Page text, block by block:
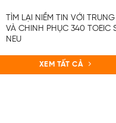
TÌM LẠI NIỀM TIN VỚI
VÀ CHINH PHỤC 340 TOEIC
NEU
XEM TẤT CẢ